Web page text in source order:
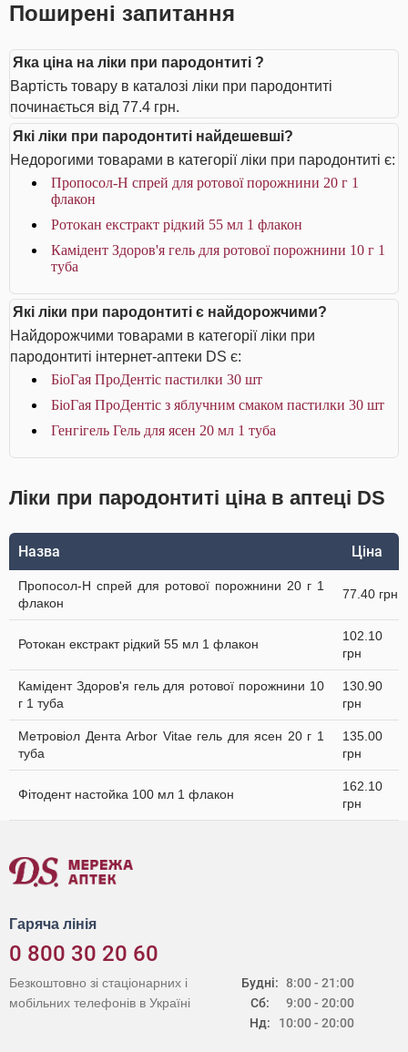
Поширені запитання
Яка ціна на ліки при пародонтиті ?
Вартість товару в каталозі ліки при пародонтиті
починається від 77.4 грн.
Які ліки при пародонтиті найдешевші?
Недорогими товарами в категорії ліки при пародонтиті є:
Пропосол-Н спрей для ротової порожнини 20 г 1
флакон
Ротокан екстракт рідкий 55 мл 1 флакон
Камідент Здоров'я гель для ротової порожнини 10 г 1
туба
Які ліки при пародонтиті є найдорожчими?
Найдорожчими товарами в категорії ліки при
пародонтиті інтернет-аптеки DS є:
БіоГая ПроДентіс пастилки 30 шт
БіоГая ПроДентіс з яблучним смаком пастилки 30 шт
Генгігель Гель для ясен 20 мл 1 туба
Ліки при пародонтиті ціна в аптеці DS
Назва Ціна
Пропосол-Н спрей для ротової порожнини 20 г 1
флакон
77.40 грн
Ротокан екстракт рідкий 55 мл 1 флакон
102.10
грн
Камідент Здоров'я гель для ротової порожнини 10
г 1 туба
130.90
грн
Метровіол Дента Arbor Vitae гель для ясен 20 г 1
туба
135.00
грн
Фітодент настойка 100 мл 1 флакон
162.10
грн
Гаряча лінія
0 800 30 20 60
Будні:
Сб:
Нд:
8:00 - 21:00
9:00 - 20:00
10:00 - 20:00
Безкоштовно зі стаціонарних і
мобільних телефонів в Україні